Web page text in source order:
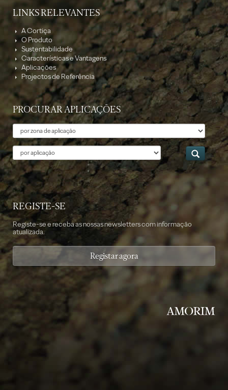
LINKS RELEVANTES
A Cortiça
O Produto
Sustentabilidade
Características e Vantagens
Aplicações
Projectos de Referência
PROCURAR APLICAÇÕES
Tema
Aplicação
REGISTE-SE
Registe-se e receba as nossas newsletters com informação
atualizada.
Registar agora